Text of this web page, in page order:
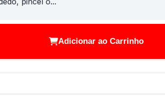
Adicionar ao Carrinho